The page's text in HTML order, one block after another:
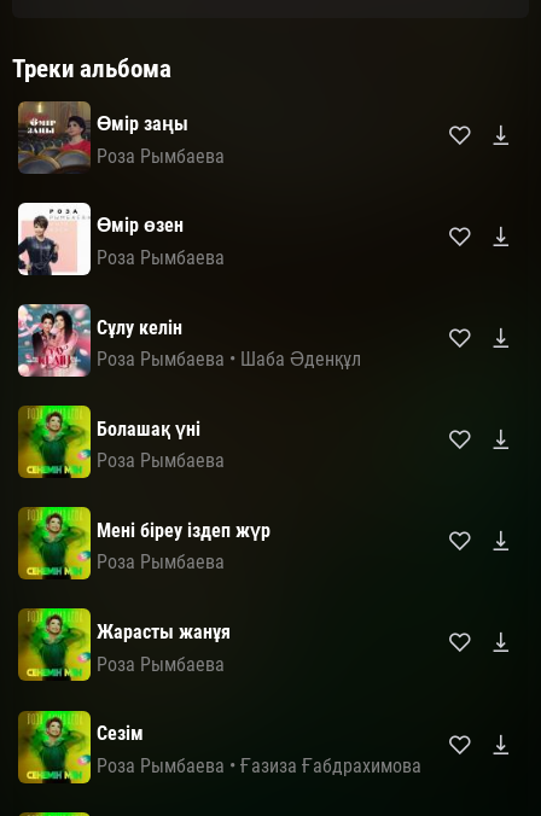
Треки альбома
Өмір заңы
Роза Рымбаева
Өмір өзен
Роза Рымбаева
Сұлу келін
Роза Рымбаева • Шаба Әденқұл
Болашақ үні
Роза Рымбаева
Мені біреу іздеп жүр
Роза Рымбаева
Жарасты жанұя
Роза Рымбаева
Сезім
Роза Рымбаева • Ғазиза Ғабдрахимова